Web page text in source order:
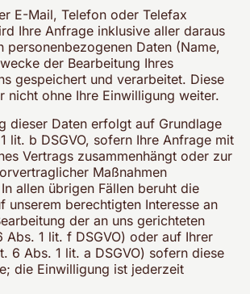
E-Mail, Telefon oder Telefax
Ihre Anfrage inklusive aller daraus
personenbezogenen Daten (Name,
der Bearbeitung Ihres
gespeichert und verarbeitet. Diese
nicht ohne Ihre Einwilligung weiter.
dieser Daten erfolgt auf Grundlage
lit. b DSGVO, sofern Ihre Anfrage mit
Vertrags zusammenhängt oder zur
Maßnahmen
allen übrigen Fällen beruht die
unserem berechtigten Interesse an
der an uns gerichteten
Abs. 1 lit. f DSGVO) oder auf Ihrer
6 Abs. 1 lit. a DSGVO) sofern diese
die Einwilligung ist jederzeit